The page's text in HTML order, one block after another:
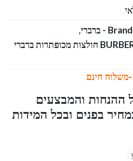
Brand
,
BURBERRY BUTTON MEN חולצות מכופתרות ברברי
ההנחות והמבצעים
בפנים ובכל המידות